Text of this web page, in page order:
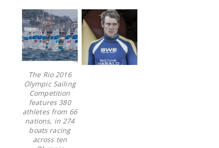
The Rio 2016
Olympic Sailing
Competition
features 380
athletes from 66
nations, in 274
boats racing
across ten